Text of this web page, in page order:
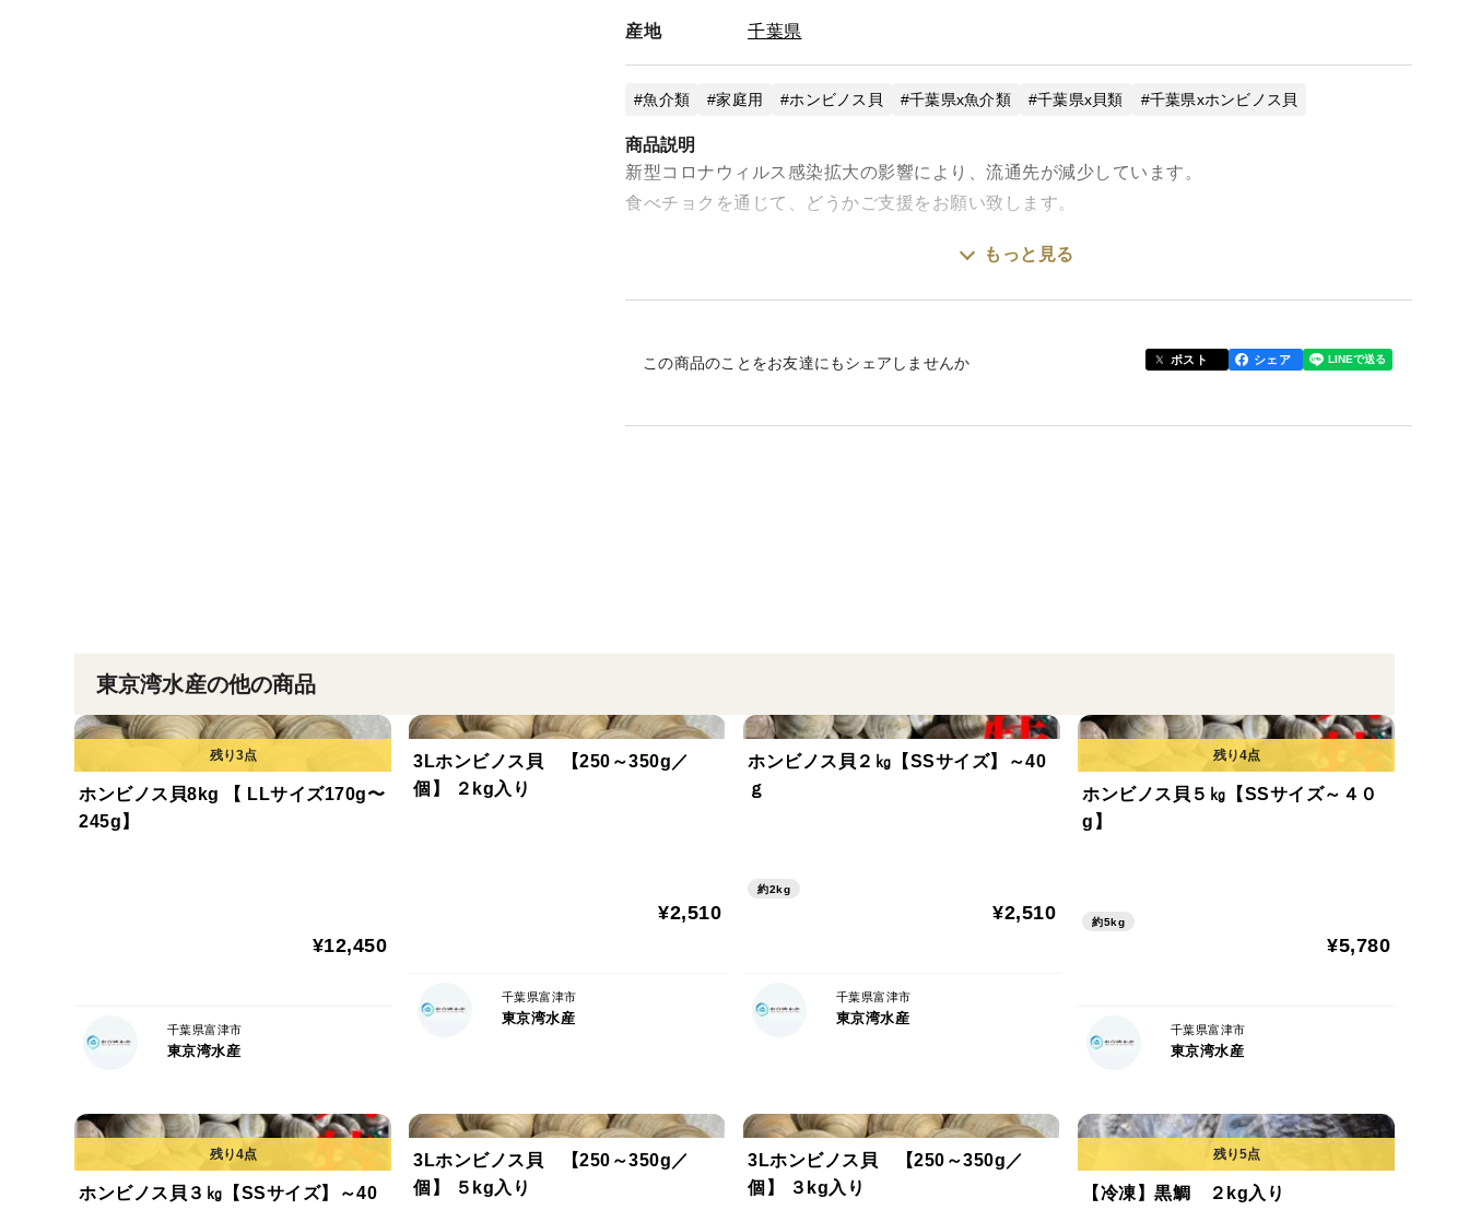
産地 千葉県
魚介類 家庭用 ホンビノス貝 千葉県x魚介類 千葉県x貝類 千葉県xホンビノス貝
商品説明
新型コロナウィルス感染拡大の影響により、流通先が減少しています。
食べチョクを通じて、どうかご支援をお願い致します。
＜栽培のこだわり＞
きでは取り除くことができません。
り除くことができません。
生きている貝ですので口が塞がっている為、出荷前に
・砂抜きは完璧か確認することができないこと
・殻と身の間に砂の付着が無いか確認することができないこと
もっと見る
この商品のことをお友達にもシェアしませんか ポスト シェア
東京湾水産の他の商品
ホンビノス貝8kg 【 LLサイズ170g〜
245g】
¥12,450
千葉県富津市
東京湾水産
3Lホンビノス貝 【250～350g／
個】 ２kg入り
¥2,510
千葉県富津市
東京湾水産
ホンビノス貝２㎏【SSサイズ】～40
ｇ
約2kg
¥2,510
千葉県富津市
東京湾水産
ホンビノス貝５㎏【SSサイズ～４０
g】
約5kg
¥5,780
千葉県富津市
東京湾水産
ホンビノス貝３㎏【SSサイズ】～40
3Lホンビノス貝 【250～350g／
個】 ５kg入り
3Lホンビノス貝 【250～350g／
個】 ３kg入り
【冷凍】黒鯛 ２kg入り